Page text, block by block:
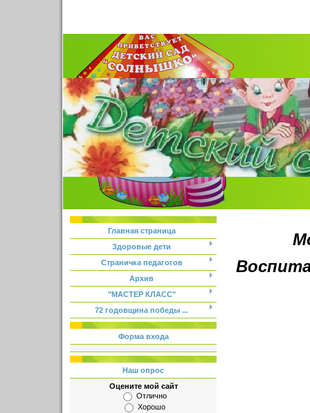
Главная страница
Здоровые дети
Страничка педагогов
Архив
"МАСТЕР КЛАСС"
72 годовщина победы ...
Форма входа
Наш опрос
Оцените мой сайт
Отлично
Хорошо